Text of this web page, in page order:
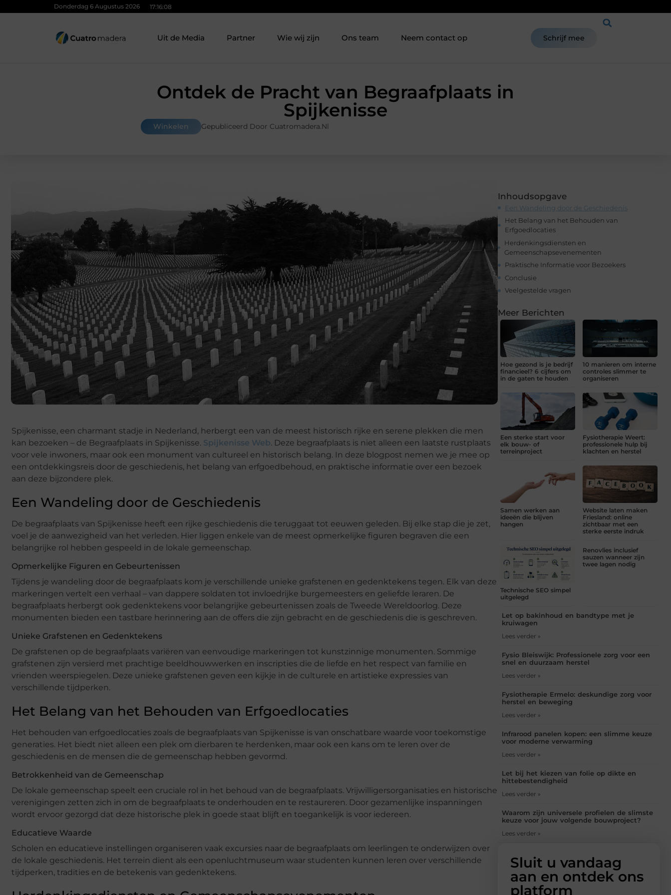
Donderdag 6 Augustus 2026 17:16:08
Uit de Media Partner Wie wij zijn Ons team Neem contact op Schrijf mee
Ontdek de Pracht van Begraafplaats in
Spijkenisse
Winkelen Gepubliceerd Door Cuatromadera.nl
Spijkenisse, een charmant stadje in Nederland, herbergt een van de meest historisch rijke en serene plekken die men
kan bezoeken – de Begraafplaats in Spijkenisse. Spijkenisse Web. Deze begraafplaats is niet alleen een laatste rustplaats
voor vele inwoners, maar ook een monument van cultureel en historisch belang. In deze blogpost nemen we je mee op
een ontdekkingsreis door de geschiedenis, het belang van erfgoedbehoud, en praktische informatie over een bezoek
aan deze bijzondere plek.
Een Wandeling door de Geschiedenis
De begraafplaats van Spijkenisse heeft een rijke geschiedenis die teruggaat tot eeuwen geleden. Bij elke stap die je zet,
voel je de aanwezigheid van het verleden. Hier liggen enkele van de meest opmerkelijke figuren begraven die een
belangrijke rol hebben gespeeld in de lokale gemeenschap.
Opmerkelijke Figuren en Gebeurtenissen
Tijdens je wandeling door de begraafplaats kom je verschillende unieke grafstenen en gedenktekens tegen. Elk van deze
markeringen vertelt een verhaal – van dappere soldaten tot invloedrijke burgemeesters en geliefde leraren. De
begraafplaats herbergt ook gedenktekens voor belangrijke gebeurtenissen zoals de Tweede Wereldoorlog. Deze
monumenten bieden een tastbare herinnering aan de offers die zijn gebracht en de geschiedenis die is geschreven.
Unieke Grafstenen en Gedenktekens
De grafstenen op de begraafplaats variëren van eenvoudige markeringen tot kunstzinnige monumenten. Sommige
grafstenen zijn versierd met prachtige beeldhouwwerken en inscripties die de liefde en het respect van familie en
vrienden weerspiegelen. Deze unieke grafstenen geven een kijkje in de culturele en artistieke expressies van
verschillende tijdperken.
Het Belang van het Behouden van Erfgoedlocaties
Het behouden van erfgoedlocaties zoals de begraafplaats van Spijkenisse is van onschatbare waarde voor toekomstige
generaties. Het biedt niet alleen een plek om dierbaren te herdenken, maar ook een kans om te leren over de
geschiedenis en de mensen die de gemeenschap hebben gevormd.
Betrokkenheid van de Gemeenschap
De lokale gemeenschap speelt een cruciale rol in het behoud van de begraafplaats. Vrijwilligersorganisaties en historische
verenigingen zetten zich in om de begraafplaats te onderhouden en te restaureren. Door gezamenlijke inspanningen
wordt ervoor gezorgd dat deze historische plek in goede staat blijft en toegankelijk is voor iedereen.
Educatieve Waarde
Scholen en educatieve instellingen organiseren vaak excursies naar de begraafplaats om leerlingen te onderwijzen over
de lokale geschiedenis. Het terrein dient als een openluchtmuseum waar studenten kunnen leren over verschillende
tijdperken, tradities en de betekenis van gedenktekens.
Inhoudsopgave
Een Wandeling door de Geschiedenis
Het Belang van het Behouden van
Erfgoedlocaties
Herdenkingsdiensten en
Gemeenschapsevenementen
Praktische Informatie voor Bezoekers
Conclusie
Veelgestelde vragen
Meer Berichten
Hoe gezond is je bedrijf
financieel? 6 cijfers om
in de gaten te houden
10 manieren om interne
controles slimmer te
organiseren
Een sterke start voor
elk bouw- of
terreinproject
Fysiotherapie Weert:
professionele hulp bij
klachten en herstel
Samen werken aan
ideeën die blijven
hangen
Website laten maken
Friesland: online
zichtbaar met een
sterke eerste indruk
Technische SEO simpel
uitgelegd
Renovlies inclusief
sauzen wanneer zijn
twee lagen nodig
Let op bakinhoud en bandtype met je
kruiwagen
Lees verder »
Fysio Bleiswijk: Professionele zorg voor een
snel en duurzaam herstel
Lees verder »
Fysiotherapie Ermelo: deskundige zorg voor
herstel en beweging
Lees verder »
Infrarood panelen kopen: een slimme keuze
voor moderne verwarming
Lees verder »
Let bij het kiezen van folie op dikte en
hittebestendigheid
Lees verder »
Waarom zijn universele profielen de slimste
keuze voor jouw volgende bouwproject?
Lees verder »
Sluit u vandaag
aan en ontdek ons
platform